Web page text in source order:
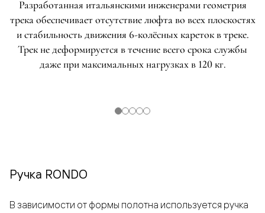
Разработанная итальянскими инженерами геометрия
трека обеспечивает отсутствие люфта во всех плоскостях
и стабильность движения 6-колёсных кареток в треке.
Трек не деформируется в течение всего срока службы
даже при максимальных нагрузках в 120 кг.
Ручка RONDO
В зависимости от формы полотна используется ручка